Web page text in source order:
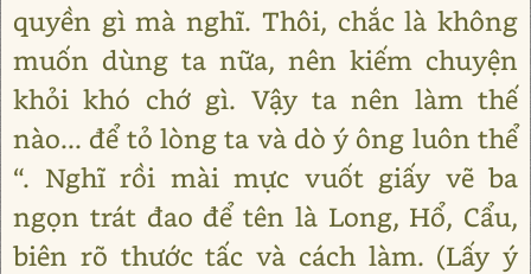
quyền gì mà nghĩ. Thôi, chắc là không
muốn dùng ta nữa, nên kiếm chuyện
khỏi khó chớ gì. Vậy ta nên làm thế
nào... để tỏ lòng ta và dò ý ông luôn thể
“. Nghĩ rồi mài mực vuốt giấy vẽ ba
ngọn trát đao để tên là Long, Hổ, Cẩu,
biên rõ thước tấc và cách làm. (Lấy ý